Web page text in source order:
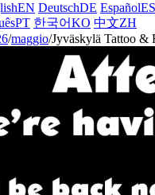
EN DeutschDE EspañolES
PT 한국어KO 中文ZH
/maggio/Jyväskylä Tattoo &